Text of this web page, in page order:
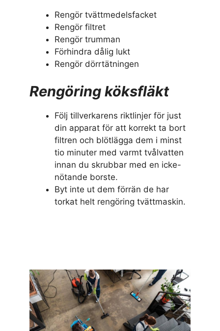
Rengör tvättmedelsfacket
Rengör filtret
Rengör trumman
Förhindra dålig lukt
Rengör dörrtätningen
Rengöring köksfläkt
Följ tillverkarens riktlinjer för just
din apparat för att korrekt ta bort
filtren och blötlägga dem i minst
tio minuter med varmt tvålvatten
innan du skrubbar med en icke-
nötande borste.
Byt inte ut dem förrän de har
torkat helt rengöring tvättmaskin.